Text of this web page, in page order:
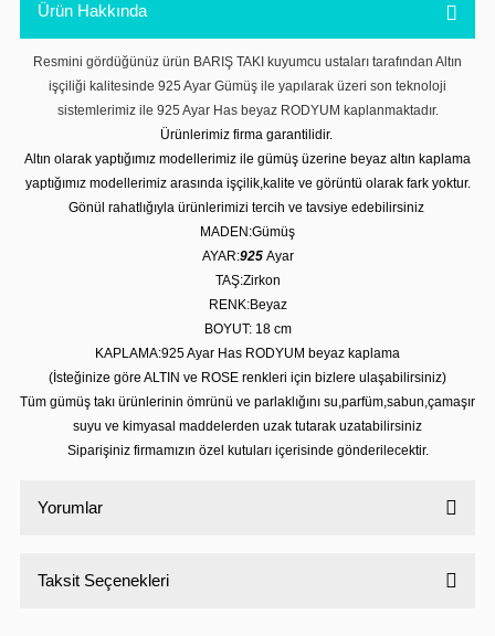
Ürün Hakkında
Resmini gördüğünüz ürün BARIŞ TAKI kuyumcu ustaları tarafından Altın
işçiliği kalitesinde 925 Ayar Gümüş ile yapılarak üzeri son teknoloji
sistemlerimiz ile 925 Ayar Has beyaz RODYUM kaplanmaktadır.
Ürünlerimiz firma garantilidir.
Altın olarak yaptığımız modellerimiz ile gümüş üzerine beyaz altın kaplama
yaptığımız modellerimiz arasında işçilik,kalite ve görüntü olarak fark yoktur.
Gönül rahatlığıyla ürünlerimizi tercih ve tavsiye edebilirsiniz
MADEN:Gümüş
AYAR:925 Ayar
TAŞ:Zirkon
RENK:Beyaz
BOYUT: 18 cm
KAPLAMA:925 Ayar Has RODYUM beyaz kaplama
(İsteğinize göre ALTIN ve ROSE renkleri için bizlere ulaşabilirsiniz)
Tüm gümüş takı ürünlerinin ömrünü ve parlaklığını su,parfüm,sabun,çamaşır
suyu ve kimyasal maddelerden uzak tutarak uzatabilirsiniz
Siparişiniz firmamızın özel kutuları içerisinde gönderilecektir.
Yorumlar
Taksit Seçenekleri